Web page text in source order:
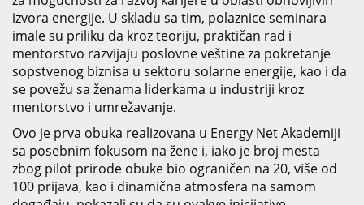
izvora energije. U skladu sa tim, polaznice seminara
imale su priliku da kroz teoriju, praktičan rad i
mentorstvo razvijaju poslovne veštine za pokretanje
sopstvenog biznisa u sektoru solarne energije, kao i da
se povežu sa ženama liderkama u industriji kroz
mentorstvo i umrežavanje.
Ovo je prva obuka realizovana u Energy Net Akademiji
sa posebnim fokusom na žene i, iako je broj mesta
zbog pilot prirode obuke bio ograničen na 20, više od
100 prijava, kao i dinamična atmosfera na samom